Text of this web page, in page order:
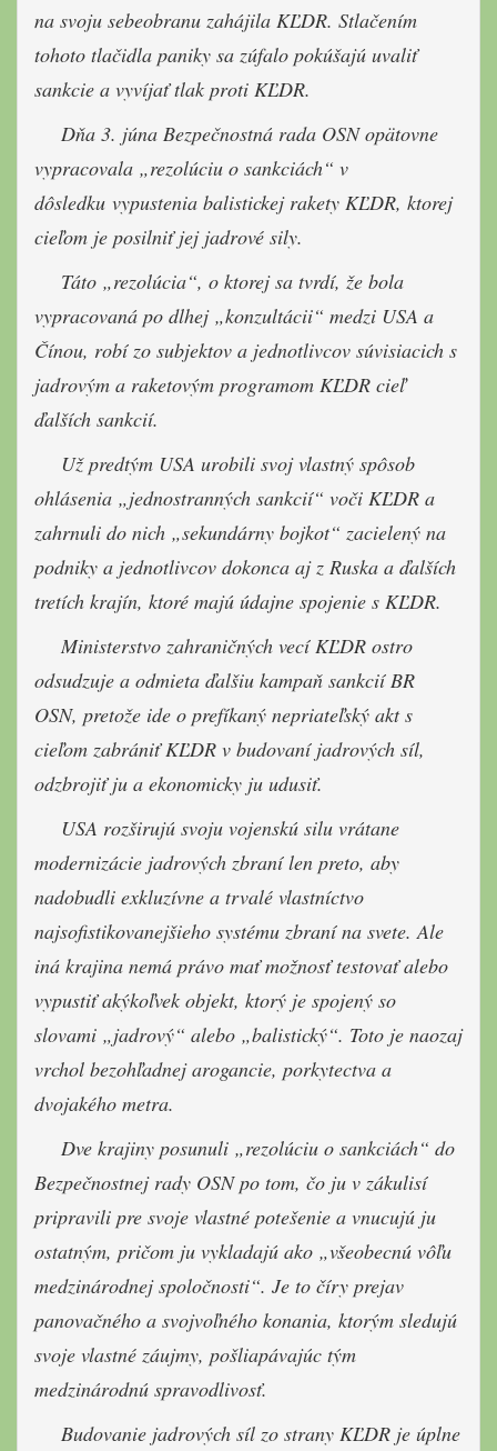
na svoju sebeobranu zahájila KĽDR. Stlačením
tohoto tlačidla paniky sa zúfalo pokúšajú uvaliť
sankcie a vyvíjať tlak proti KĽDR.
Dňa 3. júna Bezpečnostná rada OSN opätovne
vypracovala „rezolúciu o sankciách“ v
dôsledku vypustenia balistickej rakety KĽDR, ktorej
cieľom je posilniť jej jadrové sily.
Táto „rezolúcia“, o ktorej sa tvrdí, že bola
vypracovaná po dlhej „konzultácii“ medzi USA a
Čínou, robí zo subjektov a jednotlivcov súvisiacich s
jadrovým a raketovým programom KĽDR cieľ
ďalších sankcií.
Už predtým USA urobili svoj vlastný spôsob
ohlásenia „jednostranných sankcií“ voči KĽDR a
zahrnuli do nich „sekundárny bojkot“ zacielený na
podniky a jednotlivcov dokonca aj z Ruska a ďalších
tretích krajín, ktoré majú údajne spojenie s KĽDR.
Ministerstvo zahraničných vecí KĽDR ostro
odsudzuje a odmieta ďalšiu kampaň sankcií BR
OSN, pretože ide o prefíkaný nepriateľský akt s
cieľom zabrániť KĽDR v budovaní jadrových síl,
odzbrojiť ju a ekonomicky ju udusiť.
USA rozširujú svoju vojenskú silu vrátane
modernizácie jadrových zbraní len preto, aby
nadobudli exkluzívne a trvalé vlastníctvo
najsofistikovanejšieho systému zbraní na svete. Ale
iná krajina nemá právo mať možnosť testovať alebo
vypustiť akýkoľvek objekt, ktorý je spojený so
slovami „jadrový“ alebo „balistický“. Toto je naozaj
vrchol bezohľadnej arogancie, porkytectva a
dvojakého metra.
Dve krajiny posunuli „rezolúciu o sankciách“ do
Bezpečnostnej rady OSN po tom, čo ju v zákulisí
pripravili pre svoje vlastné potešenie a vnucujú ju
ostatným, pričom ju vykladajú ako „všeobecnú vôľu
medzinárodnej spoločnosti“. Je to číry prejav
panovačného a svojvoľného konania, ktorým sledujú
svoje vlastné záujmy, pošliapávajúc tým
medzinárodnú spravodlivosť.
Budovanie jadrových síl zo strany KĽDR je úplne